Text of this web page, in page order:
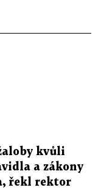
kvůli
a zákony
řekl rektor